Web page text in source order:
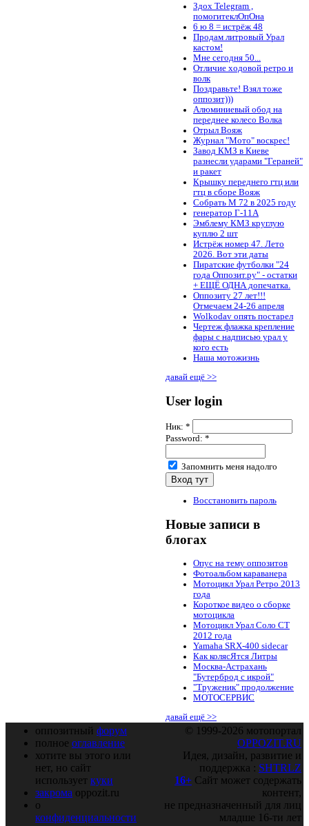
Здох Telegram ,
помогитеклОпОна
6 ю 8 = истрёж 48
Продам литровый Урал
кастом!
Мне сегодня 50...
Отличие ходовой ретро и
волк
Поздравьте! Взял тоже
оппозит)))
Алюминиевый обод на
переднее колесо Волка
Отрыл Вояж
Журнал "Мото" воскрес!
Завод КМЗ в Киеве
разнесли ударами "Гераней"
и ракет
Крышку переднего гтц или
гтц в сборе Вояж
Собрать М 72 в 2025 году
генератор Г-11А
Эмблему КМЗ круглую
куплю 2 шт
Истрёж номер 47. Лето
2026. Вот эти даты
Пиратские футболки "24
года Оппозит.ру" - остатки
+ ЕЩЁ ОДНА допечатка.
Оппозиту 27 лет!!!
Отмечаем 24-26 апреля
Wolkodav опять постарел
Чертеж флажка крепление
фары с надписью урал у
кого есть
Наша мотожизнь
давай ещё >>
User login
Ник: *
Password: *
Запомнить меня надолго
Восстановить пароль
Новые записи в
блогах
Опус на тему оппозитов
Фотоальбом караванера
Мотоцикл Урал Ретро 2013
года
Короткое видео о сборке
мотоцикла
Мотоцикл Урал Соло СТ
2012 года
Yamaha SRX-400 sidecar
Как колясЯтся Литры
Москва-Астрахань
"Бутерброд с икрой"
"Труженик" продолжение
МОТОСЕРВИС
давай ещё >>
оппозитный форум
полное оглавление
хотите вы этого или
нет, но сайт
использует куки
закрома oppozit.ru
о
конфиденциальности
© 1999-2026 мотопортал
OPPOZIT.RU
Идея, дизайн, развитие и
поддержка : SHTRLZ
16+ Сайт может содержать
контент,
не предназначенный для лиц
младше 16-ти лет